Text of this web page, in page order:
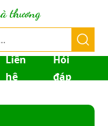
thương
Liên
hệ
Hỏi
đáp
việc sửa chữa
số 2
chữa máy
việc In bìa hồ
năm 2026